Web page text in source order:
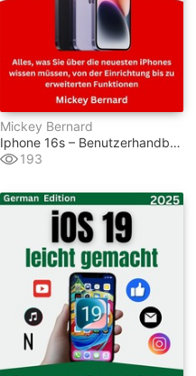
Mickey Bernard
Iphone 16s – Benutzerhandbuch
193